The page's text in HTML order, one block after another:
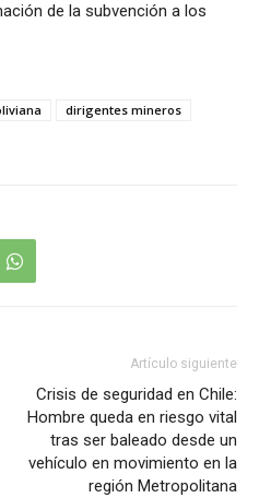
de la subvención a los
dirigentes mineros
Artículo siguiente
Crisis de seguridad en Chile:
Hombre queda en riesgo vital
tras ser baleado desde un
vehículo en movimiento en la
región Metropolitana